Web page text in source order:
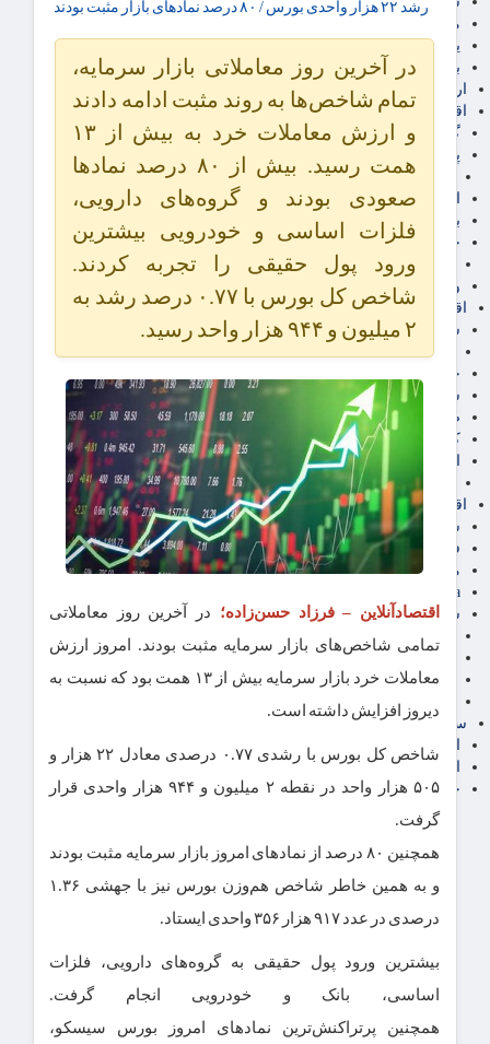
مالیات
یارانه و معیشت مردم
برق، آب و انرژی
ارز دیجیتال
اقتصاد اجتماعی
گردشگری
پزشکی، سلامت و زیبایی
ایران مدلب
اجتماعی
بازنشستگان
حقوق و قضایی
دفتر وکیل
ورزشی
اقتصاد شهری و روستایی
شهر و مسکن و عمران
گسترش ساختمان
حمل و نقل
شهرک های صنعتی
صنایع غذایی
کشاورزی و دامداری
استان تهران
اقتصاد بین الملل
سیاسی
فارکس
مناطق آزاد تجاری
24intermedia
سایر اخبار اقتصادی
عمومی و سرگرمی
آگهی رسمی و مزایده
آکادمی آموزش اقتصادی
سایر رسانه ها
اقتصاد فارسی
اقتصاد آفرین
خرید انواع دیزل ژنراتور
رشد ۲۲ هزار واحدی بورس / ۸۰ درصد نماد‌های بازار مثبت بودند
در آخرین روز معاملاتی بازار سرمایه،
تمام شاخص‌ها به روند مثبت ادامه دادند
و ارزش معاملات خرد به بیش از ۱۳
همت رسید. بیش از ۸۰ درصد نمادها
صعودی بودند و گروه‌های دارویی،
فلزات اساسی و خودرویی بیشترین
ورود پول حقیقی را تجربه کردند.
شاخص کل بورس با ۰.۷۷ درصد رشد به
۲ میلیون و ۹۴۴ هزار واحد رسید.
اقتصادآنلاین – فرزاد حسن‌زاده؛ در آخرین روز معاملاتی
تمامی شاخص‌های بازار سرمایه مثبت بودند. امروز ارزش
معاملات خرد بازار سرمایه بیش از ۱۳ همت بود که نسبت به
دیروز افزایش داشته است.
شاخص کل بورس با رشدی ۰.۷۷ درصدی معادل ۲۲ هزار و
۵۰۵ هزار واحد در نقطه ۲ میلیون و ۹۴۴ هزار واحدی قرار
گرفت.
همچنین ۸۰ درصد از نماد‌های امروز بازار سرمایه مثبت بودند
و به همین خاطر شاخص هم‌وزن بورس نیز با جهشی ۱.۳۶
درصدی در عدد ۹۱۷ هزار ۳۵۶ واحدی ایستاد.
بیشترین ورود پول حقیقی به گروه‌های دارویی، فلزات
اساسی، بانک و خودرویی انجام گرفت.
همچنین پرتراکنش‌ترین نماد‌های امروز بورس سیسکو،